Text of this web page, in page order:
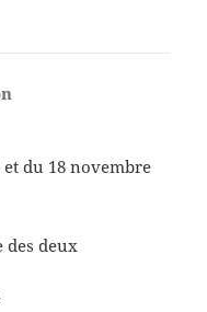
et du 18 novembre
des deux